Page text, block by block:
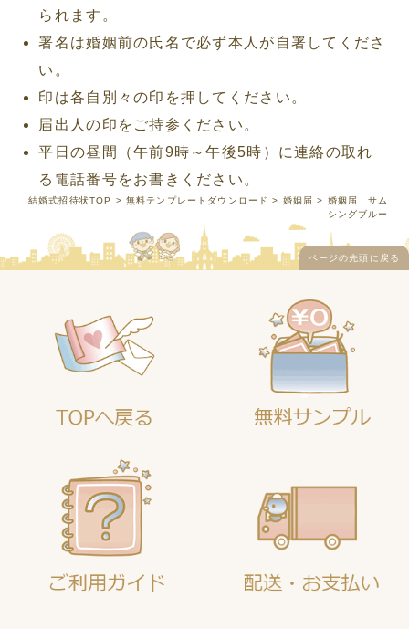
られます。
署名は婚姻前の氏名で必ず本人が自署してくださ
い。
印は各自別々の印を押してください。
届出人の印をご持参ください。
平日の昼間（午前9時～午後5時）に連絡の取れ
る電話番号をお書きください。
結婚式招待状TOP > 無料テンプレートダウンロード > 婚姻届 > 婚姻届 サム
シングブルー
ページの先頭に戻る